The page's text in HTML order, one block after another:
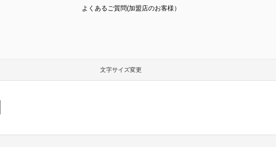
よくあるご質問(加盟店のお客様）
文字サイズ変更